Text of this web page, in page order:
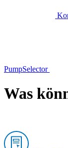
PumpSelector
Was